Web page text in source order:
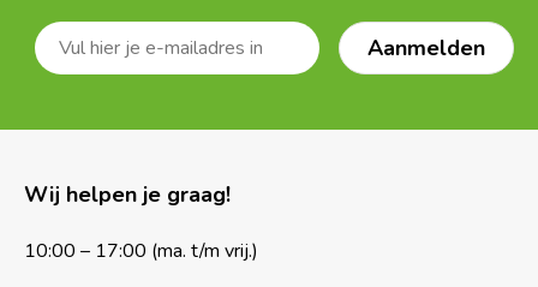
Wij helpen je graag!
10:00 – 17:00 (ma. t/m vrij.)